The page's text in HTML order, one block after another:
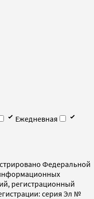
Ежедневная
Федеральной
регистрационный
серия Эл №